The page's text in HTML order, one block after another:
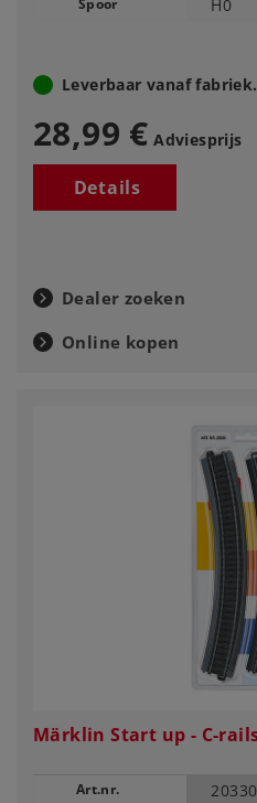
Spoor H0
Leverbaar vanaf fabriek.
28,99 € Adviesprijs
Details
Dealer zoeken
Online kopen
Märklin Start up - C-
Art.nr. 20330